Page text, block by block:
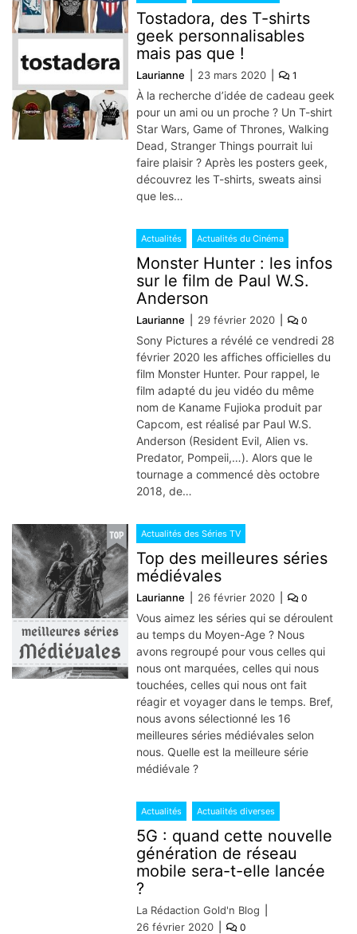
Tostadora, des T-shirts
geek personnalisables
mais pas que !
Laurianne 23 mars 2020 1
À la recherche d’idée de cadeau geek
pour un ami ou un proche ? Un T-shirt
Star Wars, Game of Thrones, Walking
Dead, Stranger Things pourrait lui
faire plaisir ? Après les posters geek,
découvrez les T-shirts, sweats ainsi
que les…
Actualités Actualités du Cinéma
Monster Hunter : les infos
sur le film de Paul W.S.
Anderson
Laurianne 29 février 2020 0
Sony Pictures a révélé ce vendredi 28
février 2020 les affiches officielles du
film Monster Hunter. Pour rappel, le
film adapté du jeu vidéo du même
nom de Kaname Fujioka produit par
Capcom, est réalisé par Paul W.S.
Anderson (Resident Evil, Alien vs.
Predator, Pompeii,…). Alors que le
tournage a commencé dès octobre
2018, de…
Actualités des Séries TV
Top des meilleures séries
médiévales
Laurianne 26 février 2020 0
Vous aimez les séries qui se déroulent
au temps du Moyen-Age ? Nous
avons regroupé pour vous celles qui
nous ont marquées, celles qui nous
touchées, celles qui nous ont fait
réagir et voyager dans le temps. Bref,
nous avons sélectionné les 16
meilleures séries médiévales selon
nous. Quelle est la meilleure série
médiévale ?
Actualités Actualités diverses
5G : quand cette nouvelle
génération de réseau
mobile sera-t-elle lancée
?
La Rédaction Gold'n Blog
26 février 2020
0